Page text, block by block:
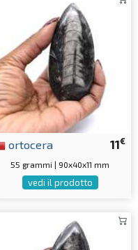
11€
ortocera
55 grammi | 90x40x11 mm
vedi il prodotto